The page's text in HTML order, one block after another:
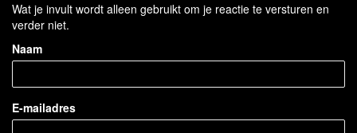
Wat je invult wordt alleen gebruikt om je reactie te versturen en
verder niet.
Naam
E-mailadres